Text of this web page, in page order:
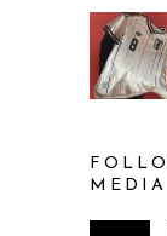
MEDIA